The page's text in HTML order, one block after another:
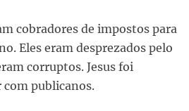
cobradores de impostos para
Eles eram desprezados pelo
corruptos. Jesus foi
publicanos.